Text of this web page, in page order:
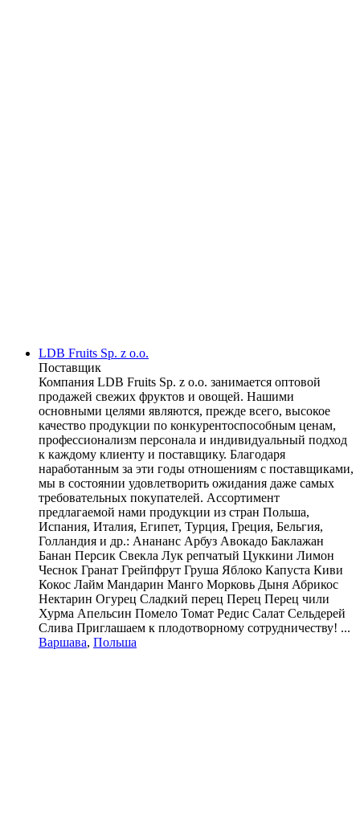
LDB Fruits Sp. z o.o.
Поставщик
Компания LDB Fruits Sp. z o.o. занимается оптовой
продажей свежих фруктов и овощей. Нашими
основными целями являются, прежде всего, высокое
качество продукции по конкурентоспособным ценам,
профессионализм персонала и индивидуальный подход
к каждому клиенту и поставщику. Благодаря
наработанным за эти годы отношениям с поставщиками,
мы в состоянии удовлетворить ожидания даже самых
требовательных покупателей. Ассортимент
предлагаемой нами продукции из стран Польша,
Испания, Италия, Египет, Турция, Греция, Бельгия,
Голландия и др.: Анананс Арбуз Авокадо Баклажан
Банан Персик Свекла Лук репчатый Цуккини Лимон
Чеснок Гранат Грейпфрут Груша Яблоко Капуста Киви
Кокос Лайм Мандарин Манго Морковь Дыня Абрикос
Нектарин Огурец Сладкий перец Перец Перец чили
Хурма Апельсин Помело Томат Редис Салат Сельдерей
Слива Приглашаем к плодотворному сотрудничеству! ...
Варшава, Польша